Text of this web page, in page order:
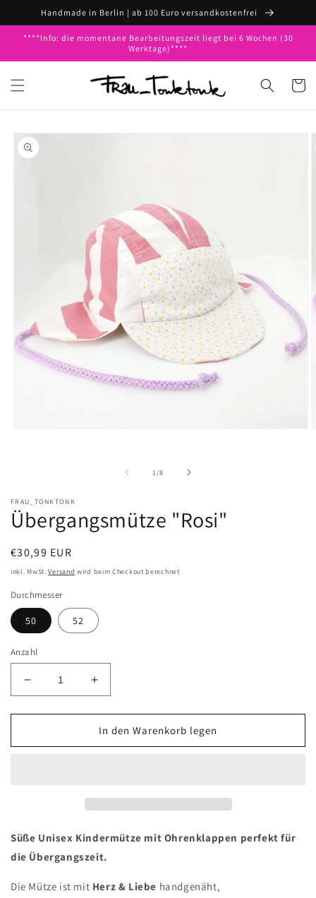
Inhalt
Handmade in Berlin | ab 100 Euro versandkostenfrei
****Info: die momentane Bearbeitungszeit liegt bei 6 Wochen (30
Werktage)****
1/von
8
FRAU_TONKTONK
Übergangsmütze "Rosi"
Normaler
Preis
€30,99 EUR
inkl. MwSt.Versand wird beim Checkout berechnet
Durchmesser
50 52
Anzahl
Verringere
die
Menge
Übergangsmütze
Erhöhe
die
Menge
für
Übergangsmütze
In den Warenkorb legen
Süße Unisex Kindermütze mit Ohrenklappen perfekt für
die Übergangszeit.
Die Mütze ist mit Herz & Liebe handgenäht,